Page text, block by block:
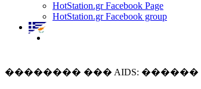
HotStation.gr Facebook Page
HotStation.gr Facebook group
�������� ��� AIDS: